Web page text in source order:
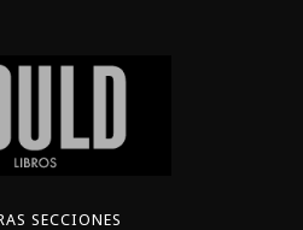
SECCIONES